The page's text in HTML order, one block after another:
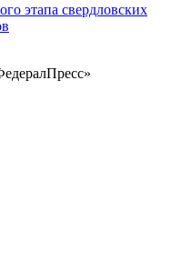
этапа свердловских